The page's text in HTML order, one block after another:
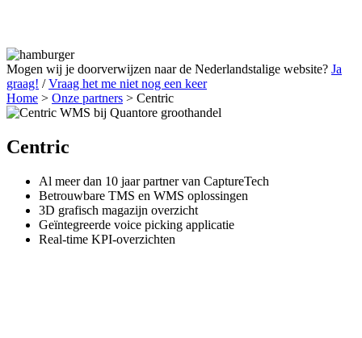
Mogen wij je doorverwijzen naar de Nederlandstalige website? Ja
graag! /Vraag het me niet nog een keer
Home > Onze partners > Centric
Centric
Al meer dan 10 jaar partner van CaptureTech
Betrouwbare TMS en WMS oplossingen
3D grafisch magazijn overzicht
Geïntegreerde voice picking applicatie
Real-time KPI-overzichten